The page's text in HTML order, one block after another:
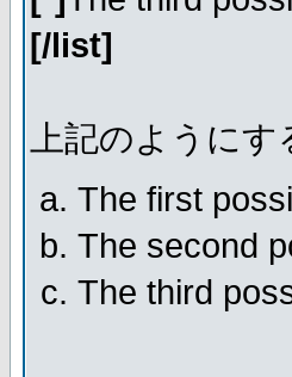
[/list]
上記のように
The first
The second
The third